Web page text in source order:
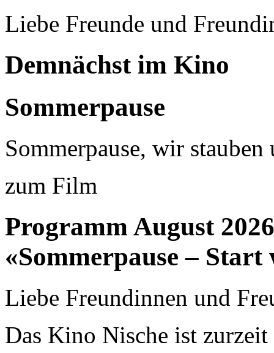
Liebe Freunde und
Demnächst im Kino
Sommerpause
Sommerpause, wir
zum Film
Programm August 2026
«Sommerpause – Start
Liebe Freundinnen und
Das Kino Nische ist zurzeit